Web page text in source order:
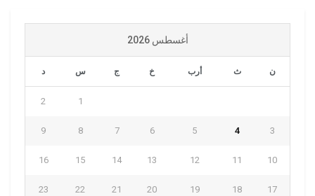
أغسطس 2026
ن ث أرب خ ج س د
1
2
3
4
5
6
7
8
9
10
11
12
13
14
15
16
17
18
19
20
21
22
23